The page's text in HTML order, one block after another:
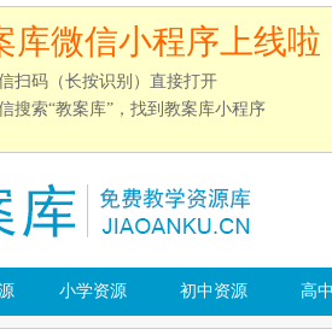
库微信小程序上线啦
扫码（长按识别）直接打开
搜索“教案库”，找到教案库小程序
小学资源 初中资源 高